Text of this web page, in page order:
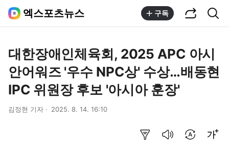
엑스포츠뉴스 구독
대한장애인체육회, 2025 APC 아시
안어워즈 '우수 NPC상' 수상…배동현
IPC 위원장 후보 '아시아 훈장'
김정현 기자 2025. 8. 14. 16:10